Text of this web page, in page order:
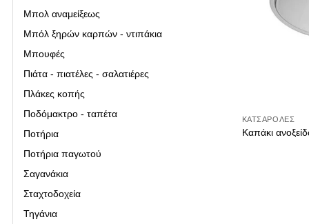
Μπολ αναμείξεως
Μπόλ ξηρών καρπών - ντιπάκια
Μπουφές
Πιάτα - πιατέλες - σαλατιέρες
Πλάκες κοπής
Ποδόμακτρο - ταπέτα
Ποτήρια
Ποτήρια παγωτού
Σαγανάκια
Σταχτοδοχεία
Τηγάνια
Ποτήρια
ΚΑΤΣΑΡΌΛΕΣ
Καπάκι